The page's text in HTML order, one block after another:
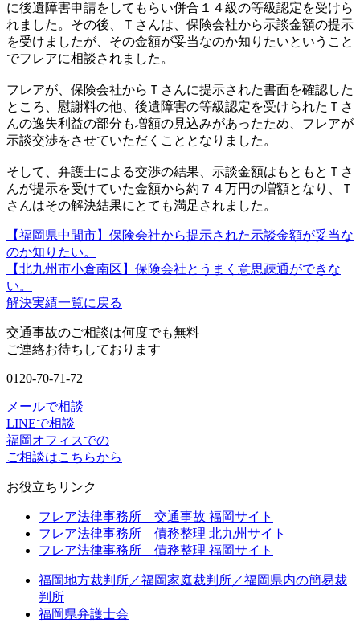
に後遺障害申請をしてもらい併合１４級の等級認定を受けら
れました。その後、Ｔさんは、保険会社から示談金額の提示
を受けましたが、その金額が妥当なのか知りたいということ
でフレアに相談されました。
フレアが、保険会社からＴさんに提示された書面を確認した
ところ、 慰謝料の他、後遺障害の等級認定を受けられたＴさ
んの逸失利益の部分も増額の見込みがあったため、フレアが
示談交渉をさせていただくこととなりました。
そして、弁護士による交渉の結果、 示談金額はもともとＴさ
んが提示を受けていた金額から約７４万円の増額となり、Ｔ
さんはその解決結果にとても満足されました。
【福岡県中間市】保険会社から提示された示談金額が妥当な
のか知りたい。
【北九州市小倉南区】保険会社とうまく意思疎通ができな
い。
解決実績一覧に戻る
交通事故のご相談は何度でも無料
ご連絡お待ちしております
0120-70-71-72
メールで相談
LINEで相談
福岡オフィスでの
ご相談はこちらから
お役立ちリンク
フレア法律事務所 交通事故 福岡サイト
フレア法律事務所 債務整理 北九州サイト
フレア法律事務所 債務整理 福岡サイト
福岡地方裁判所／福岡家庭裁判所／福岡県内の簡易裁
判所
福岡県弁護士会